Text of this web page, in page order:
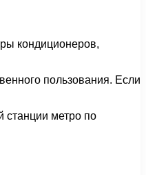
кондиционеров,
пользования. Если
станции метро по